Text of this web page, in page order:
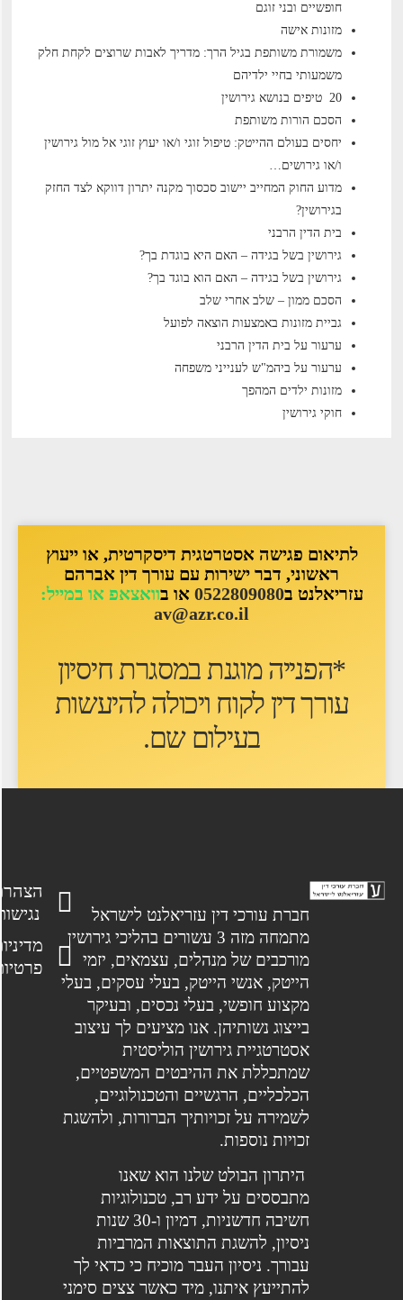
חופשיים ובני זוגם
מזונות אישה
משמורת משותפת בגיל הרך: מדריך לאבות שרוצים לקחת חלק
משמעותי בחיי ילדיהם
20 טיפים בנושא גירושין
הסכם הורות משותפת
יחסים בעולם ההייטק: טיפול זוגי ו/או יעוץ זוגי אל מול גירושין
ו/או גירושים…
מדוע החוק המחייב יישוב סכסוך מקנה יתרון דווקא לצד החזק
בגירושין?
בית הדין הרבני
גירושין בשל בגידה – האם היא בוגדת בך?
גירושין בשל בגידה – האם הוא בוגד בך?
הסכם ממון – שלב אחרי שלב
גביית מזונות באמצעות הוצאה לפועל
ערעור על בית הדין הרבני
ערעור על ביהמ"ש לענייני משפחה
מזונות ילדים המהפך
חוקי גירושין
לתיאום פגישה אסטרטגית דיסקרטית, או ייעוץ
ראשוני, דבר ישירות עם עורך דין אברהם
עזריאלנט ב0522809080או בוואצאפ או במייל:
av@azr.co.il
*הפנייה מוגנת במסגרת חיסיון
עורך דין לקוח ו יכולה להיעשות
בעילום שם.
חברת עורכי דין עזריאלנט לישראל
מתמחה מזה 3 עשורים בהליכי גירושין
מורכבים של מנהלים, עצמאים, יזמי
הייטק, אנשי הייטק, בעלי עסקים, בעלי
מקצוע חופשי, בעלי נכסים, ובעיקר
בייצוג נשותיהן. אנו מציעים לך עיצוב
אסטרטגיית גירושין הוליסטית
שמתכללת את ההיבטים המשפטיים,
הכלכליים, הרגשיים והטכנולוגיים,
לשמירה על זכויותיך הברורות, ולהשגת
זכויות נוספות.
היתרון הבולט שלנו הוא שאנו
מתבססים על ידע רב, טכנולוגיות
חשיבה חדשניות, דמיון ו-30 שנות
ניסיון, להשגת התוצאות המרביות
עבורך. ניסיון העבר מוכיח כי כדאי לך
להתייעץ איתנו, מיד כאשר צצים סימני
הצהרת
נגישות
מדיניות
פרטיות